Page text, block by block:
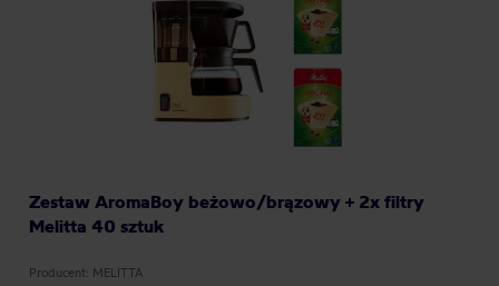
Zestaw AromaBoy beżowo/brązowy + 2x filtry
Melitta 40 sztuk
Producent: MELITTA